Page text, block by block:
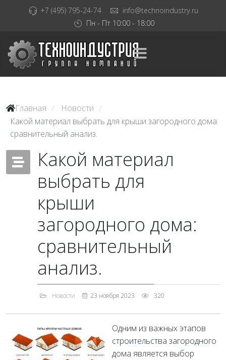
+7 (495) 795-24-74
info@technoindustry.ru
Пн - Пт 10:00 - 18:00
Главная / Новости /
Какой материал выбрать для крыши загородного дома:
сравнительный анализ.
Какой материал
выбрать для
крыши
загородного дома:
сравнительный
анализ.
Новости 23 ноября 2023 320
Одним из важных этапов
строительства загородного
дома является выбор